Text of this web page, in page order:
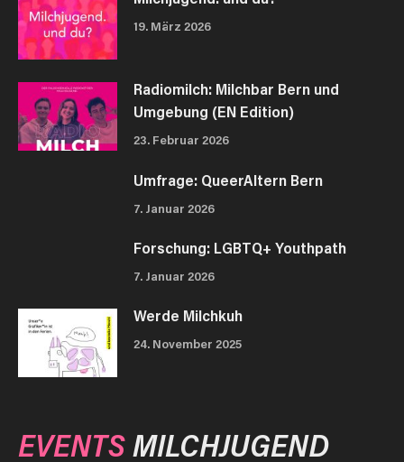
19. März 2026
Radiomilch: Milchbar Bern und
Umgebung (EN Edition)
23. Februar 2026
Umfrage: QueerAltern Bern
7. Januar 2026
Forschung: LGBTQ+ Youthpath
7. Januar 2026
Werde Milchkuh
24. November 2025
EVENTSMILCHJUGEND